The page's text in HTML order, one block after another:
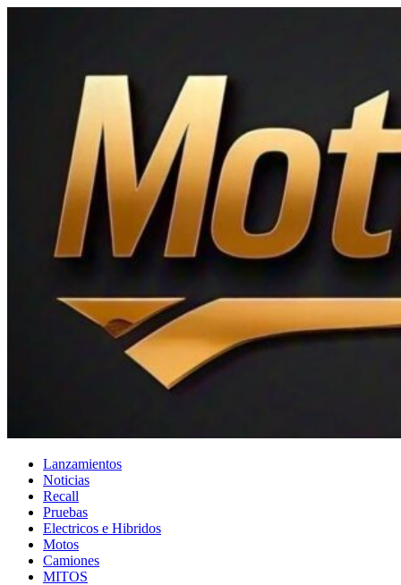
Lanzamientos
Noticias
Recall
Pruebas
Electricos e Hibridos
Motos
Camiones
MITOS